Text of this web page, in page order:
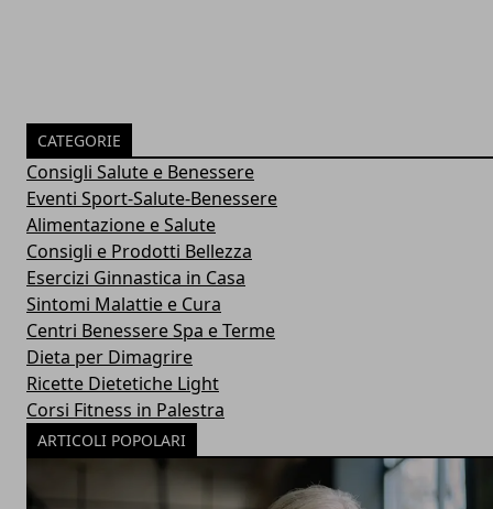
CATEGORIE
Consigli Salute e Benessere
Eventi Sport-Salute-Benessere
Alimentazione e Salute
Consigli e Prodotti Bellezza
Esercizi Ginnastica in Casa
Sintomi Malattie e Cura
Centri Benessere Spa e Terme
Dieta per Dimagrire
Ricette Dietetiche Light
Corsi Fitness in Palestra
ARTICOLI POPOLARI